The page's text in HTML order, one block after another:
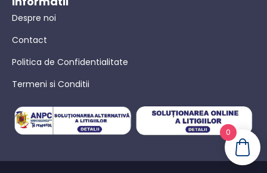
Despre noi
Contact
Politica de Confidentialitate
Termeni si Conditii
0